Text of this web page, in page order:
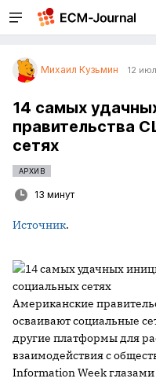
Михаил Кузьмин 12
14 самых
правительства
сетях
АРХИВ
13 минут
Источник.
Американские
осваивают социальные
другие платформы для
взаимодействия с
Information Week